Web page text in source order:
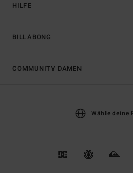
HILFE
BILLABONG
COMMUNITY DAMEN
Wähle deine